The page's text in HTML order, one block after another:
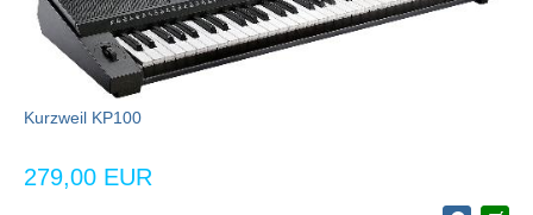
Kurzweil KP100
279,00 EUR